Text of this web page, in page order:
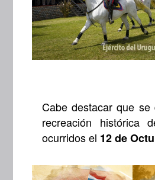
Cabe destacar que se
recreación histórica
ocurridos el 12 de